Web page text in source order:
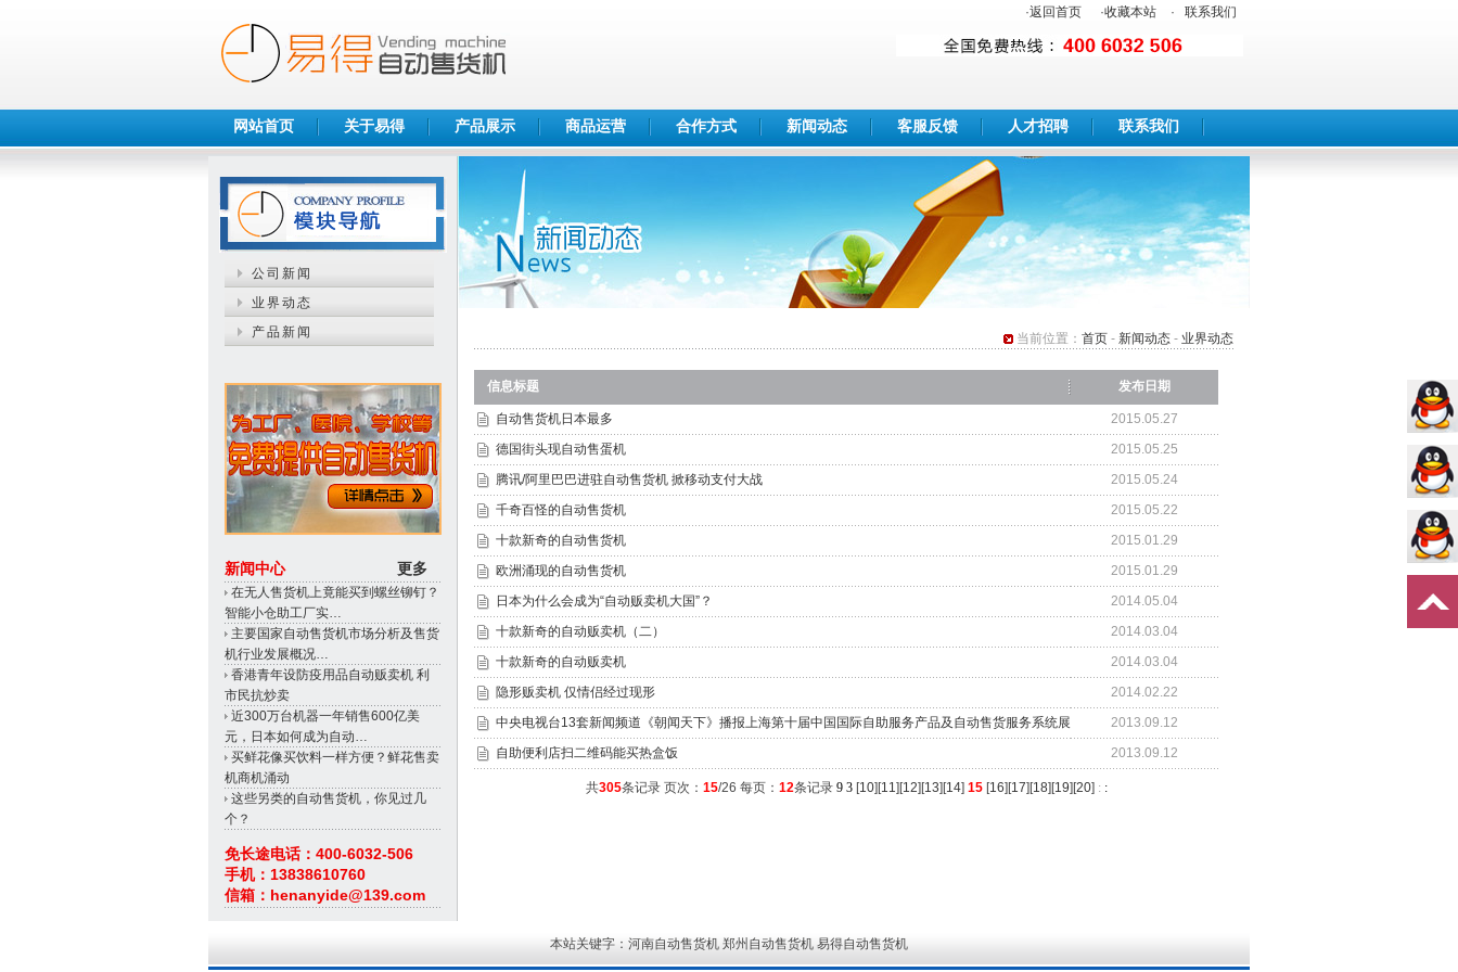
·返回首页 ·收藏本站 · 联系我们
网站首页 关于易得 产品展示 商品运营 合作方式 新闻动态 客服反馈 人才招聘 联系我们
公司新闻
业界动态
产品新闻
新闻中心 更多
在无人售货机上竟能买到螺丝铆钉？
智能小仓助工厂实…
主要国家自动售货机市场分析及售货
机行业发展概况…
香港青年设防疫用品自动贩卖机 利
市民抗炒卖
近300万台机器一年销售600亿美
元，日本如何成为自动…
买鲜花像买饮料一样方便？鲜花售卖
机商机涌动
这些另类的自动售货机，你见过几
个？
免长途电话：400-6032-506
手机：13838610760
信箱：henanyide@139.com
当前位置： 首页 - 新闻动态 - 业界动态
信息标题 发布日期
自动售货机日本最多
2015.05.27
德国街头现自动售蛋机
2015.05.25
腾讯/阿里巴巴进驻自动售货机 掀移动支付大战
2015.05.24
千奇百怪的自动售货机
2015.05.22
十款新奇的自动售货机
2015.01.29
欧洲涌现的自动售货机
2015.01.29
日本为什么会成为“自动贩卖机大国”？
2014.05.04
十款新奇的自动贩卖机（二）
2014.03.04
十款新奇的自动贩卖机
2014.03.04
隐形贩卖机 仅情侣经过现形
2014.02.22
中央电视台13套新闻频道《朝闻天下》播报上海第十届中国国际自助服务产品及自动售货服务系统展
2013.09.12
自助便利店扫二维码能买热盒饭
2013.09.12
共305条记录 页次： 15/26 每页： 12条记录 9 3[10][11][12][13][14] 15[16][17][18][19][20] : :
本站关键字：河南自动售货机 郑州自动售货机 易得自动售货机